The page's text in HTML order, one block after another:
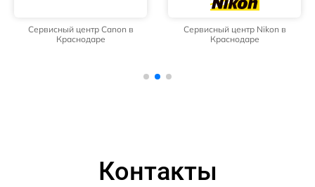
Сервисный центр Canon в
Краснодаре
Сервисный центр Nikon в
Краснодаре
Контакты